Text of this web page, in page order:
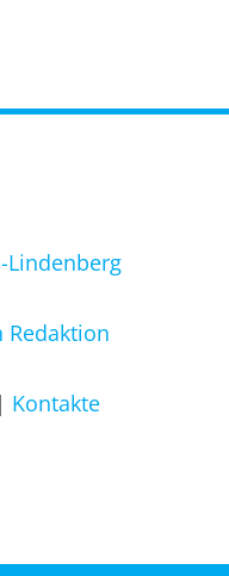
Lindenberg
Redaktion
Kontakte